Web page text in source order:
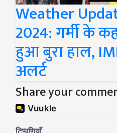
Weather
2024: गर्मी के
हुआ बुरा हाल,
अलर्ट
Share your